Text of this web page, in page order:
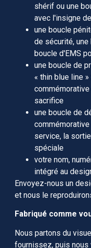
shérif ou une
avec l'insigne
une boucle
de sécurité,
boucle d'EMS
une boucle de
« thin blue line
sacrifice
une boucle de
service, la
spéciale
votre nom,
intégré au
Envoyez-nous un
et nous le
Fabriqué comme
Nous partons du
fournissez, puis